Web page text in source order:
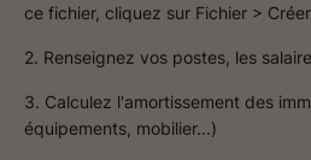
ce fichier, cliquez sur Fichier >
2. Renseignez vos postes, les
3. Calculez l'amortissement des
équipements, mobilier...)